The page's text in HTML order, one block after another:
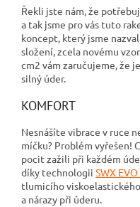
Řekli jste nám, že
a tak jsme pro vás tuto
koncept, který jsme
složení, zcela novému
cm2 vám zaručujeme, že
silný úder.
KOMFORT
Nesnášíte vibrace v ruce
míčku? Problém vyřešen!
pocit zažili při každém
díky technologii SWX
tlumicího
a nárazy při úderu.